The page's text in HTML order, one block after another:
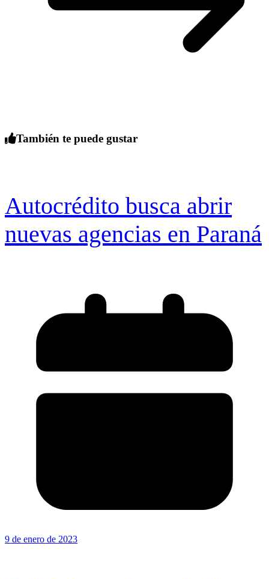
También te puede gustar
Autocrédito busca abrir
nuevas agencias en Paraná
9 de enero de 2023